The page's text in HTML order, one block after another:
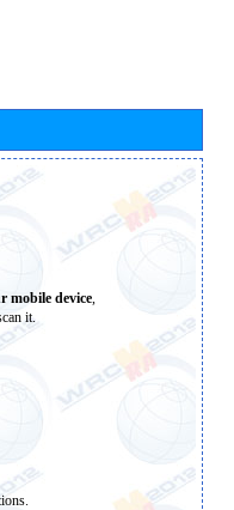
mobile device
it.